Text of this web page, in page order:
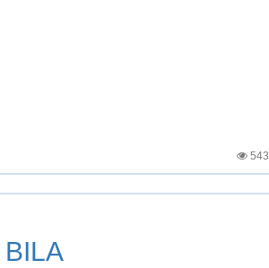
543
BILA